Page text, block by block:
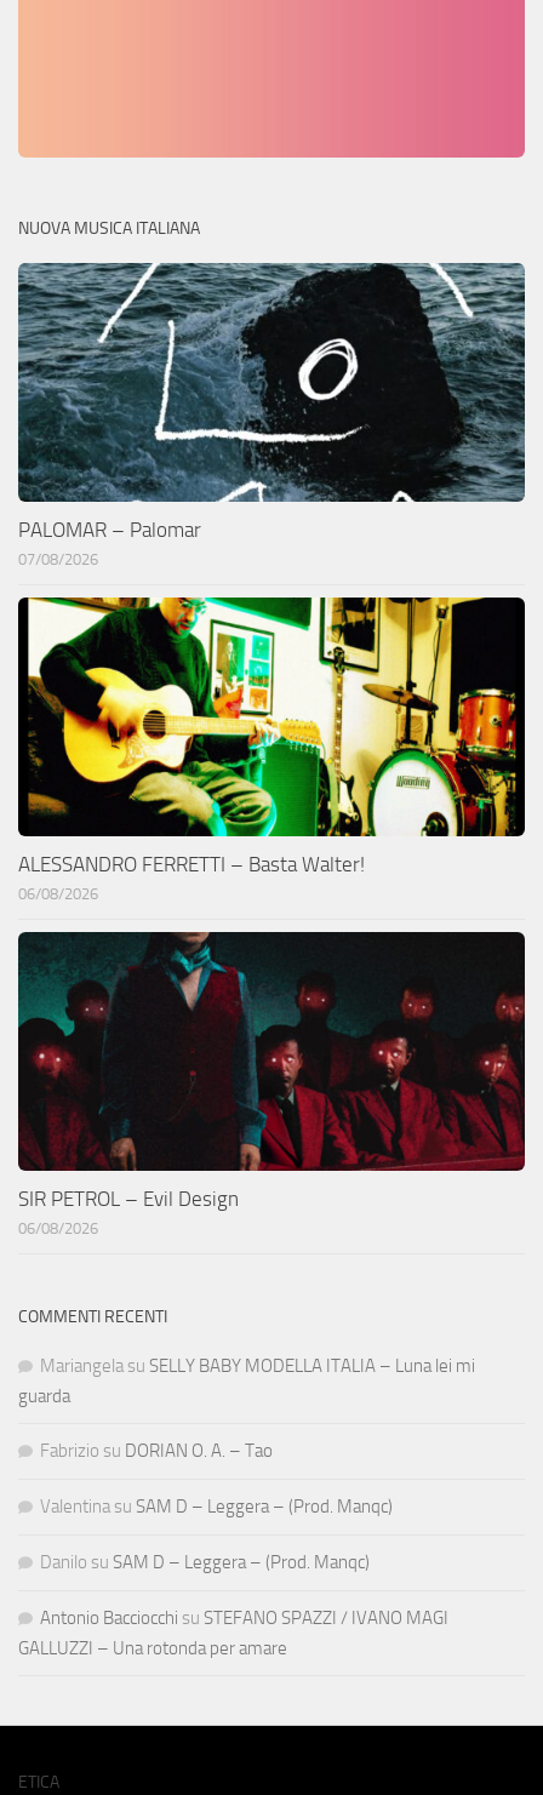
NUOVA MUSICA ITALIANA
PALOMAR – Palomar
07/08/2026
ALESSANDRO FERRETTI – Basta Walter!
06/08/2026
SIR PETROL – Evil Design
06/08/2026
COMMENTI RECENTI
Mariangela su SELLY BABY MODELLA ITALIA – Luna lei mi
guarda
Fabrizio su DORIAN O. A. – Tao
Valentina su SAM D – Leggera – (Prod. Manqc)
Danilo su SAM D – Leggera – (Prod. Manqc)
Antonio Bacciocchi su STEFANO SPAZZI / IVANO MAGI
GALLUZZI – Una rotonda per amare
ETICA